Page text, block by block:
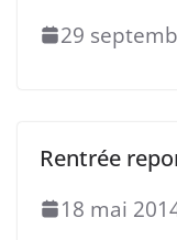
29
Rentrée
18 mai